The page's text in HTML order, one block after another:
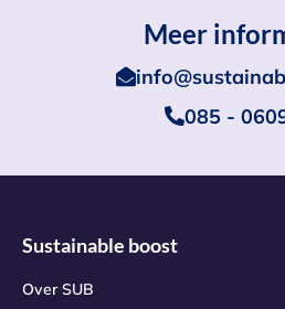
Meer
085 -
Sustainable boost
Over SUB